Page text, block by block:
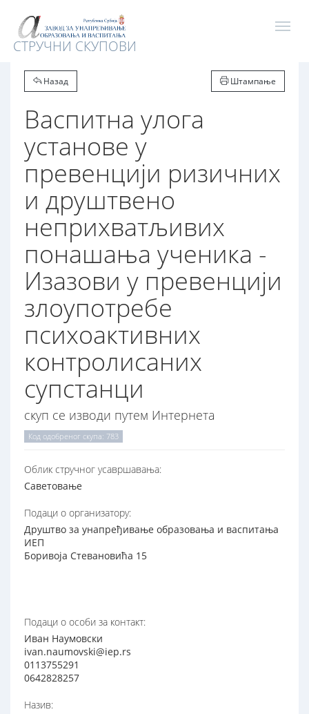
СТРУЧНИ СКУПОВИ
Назад Штампање
Васпитна улога
установе у
превенцији ризичних
и друштвено
неприхватљивих
понашања ученика -
Изазови у превенцији
злоупотребе
психоактивних
контролисаних
супстанци
скуп се изводи путем Интернета
Код одобреног скупа: 783
Oблик стручног усавршавања:
Саветовање
Подаци о организатору:
Друштво за унапређивање образовања и васпитања
ИЕП
Боривоја Стевановића 15
Подаци о особи за контакт:
Иван Наумовски
ivan.naumovski@iep.rs
0113755291
0642828257
Назив: